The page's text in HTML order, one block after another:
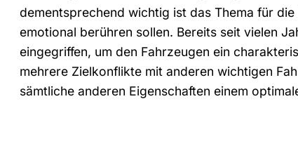
dementsprechend wichtig ist das Thema für
emotional berühren sollen. Bereits seit vielen
eingegriffen, um den Fahrzeugen ein
mehrere Zielkonflikte mit anderen wichtigen
sämtliche anderen Eigenschaften einem